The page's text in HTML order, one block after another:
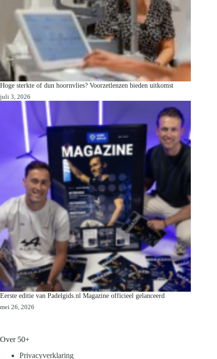
Hoge sterkte of dun hoornvlies? Voorzetlenzen bieden uitkomst
juli 3, 2026
Eerste editie van Padelgids.nl Magazine officieel gelanceerd
mei 26, 2026
Over 50+
Privacyverklaring